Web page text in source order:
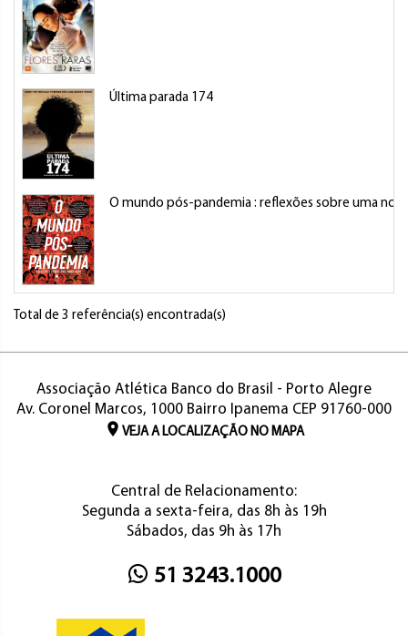
Última parada 174
O mundo pós-pandemia : reflexões sobre uma
Total de 3 referência(s) encontrada(s)
Associação Atlética Banco do Brasil - Porto Alegre
Av. Coronel Marcos, 1000 Bairro Ipanema CEP 91760-000
VEJA A LOCALIZAÇÃO NO MAPA
Central de Relacionamento:
Segunda a sexta-feira, das 8h às 19h
Sábados, das 9h às 17h
51 3243.1000